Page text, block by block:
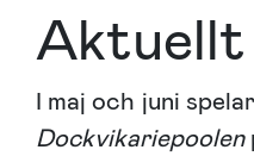
Aktuellt
I maj och juni
Dockvikariepoolen